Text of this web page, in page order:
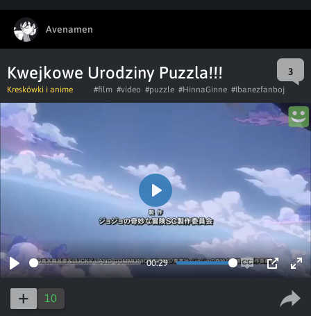
Avenamen
Kwejkowe Urodziny Puzzla!!! 3
Kreskówki i anime #film #video #puzzle #HinnaGinne #Ibanezfanboj
Play
00:29
PIP
Play
10